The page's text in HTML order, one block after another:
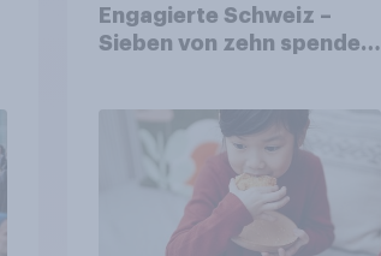
Engagierte Schweiz –
Sieben von zehn spenden,